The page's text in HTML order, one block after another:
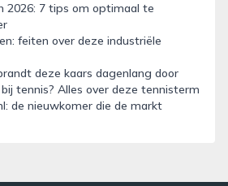
2026: 7 tips om optimaal te
feiten over deze industriële
deze kaars dagenlang door
tennis? Alles over deze tennisterm
de nieuwkomer die de markt